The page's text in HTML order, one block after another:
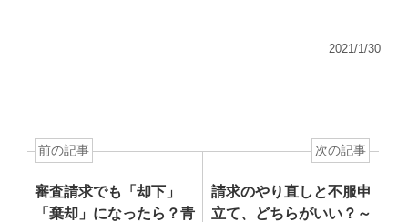
2021/1/30
前の記事
審査請求でも「却下」
「棄却」になったら？青
次の記事
請求のやり直しと不服申
立て、どちらがいい？～